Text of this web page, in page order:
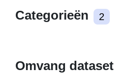
Categorieën 2
Omvang dataset